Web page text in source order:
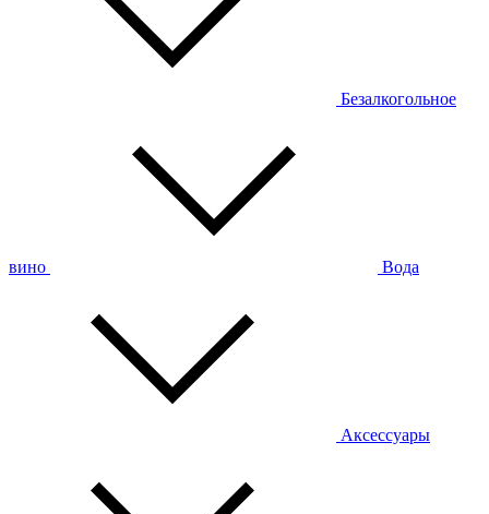
Безалкогольное
вино Вода
Аксессуары